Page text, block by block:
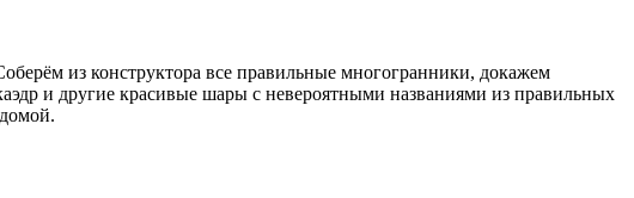
из конструктора все правильные многогранники, докажем
и другие красивые шары с невероятными названиями из правильных